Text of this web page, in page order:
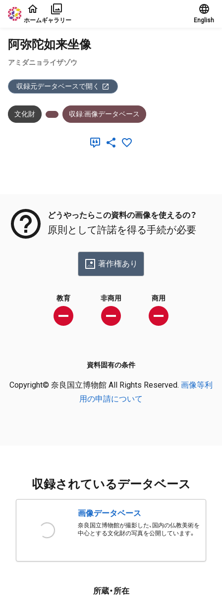
本文に飛ぶ
ホームギャラリー English
阿弥陀如来坐像
アミダニョライザゾウ
収録元データベースで開く
文化財 収録:画像データベース
どうやったらこの資料の画像を使えるの？
原則として許諾を得る手続が必要
著作権あり
教育 非商用 商用
資料固有の条件
Copyright© 奈良国立博物館 All Rights Reserved. 画像等利
用の申請について
収録されているデータベース
画像データベース
奈良国立博物館が撮影した、国内の仏教美術を
中心とする文化財の写真を公開しています。
所蔵・所在